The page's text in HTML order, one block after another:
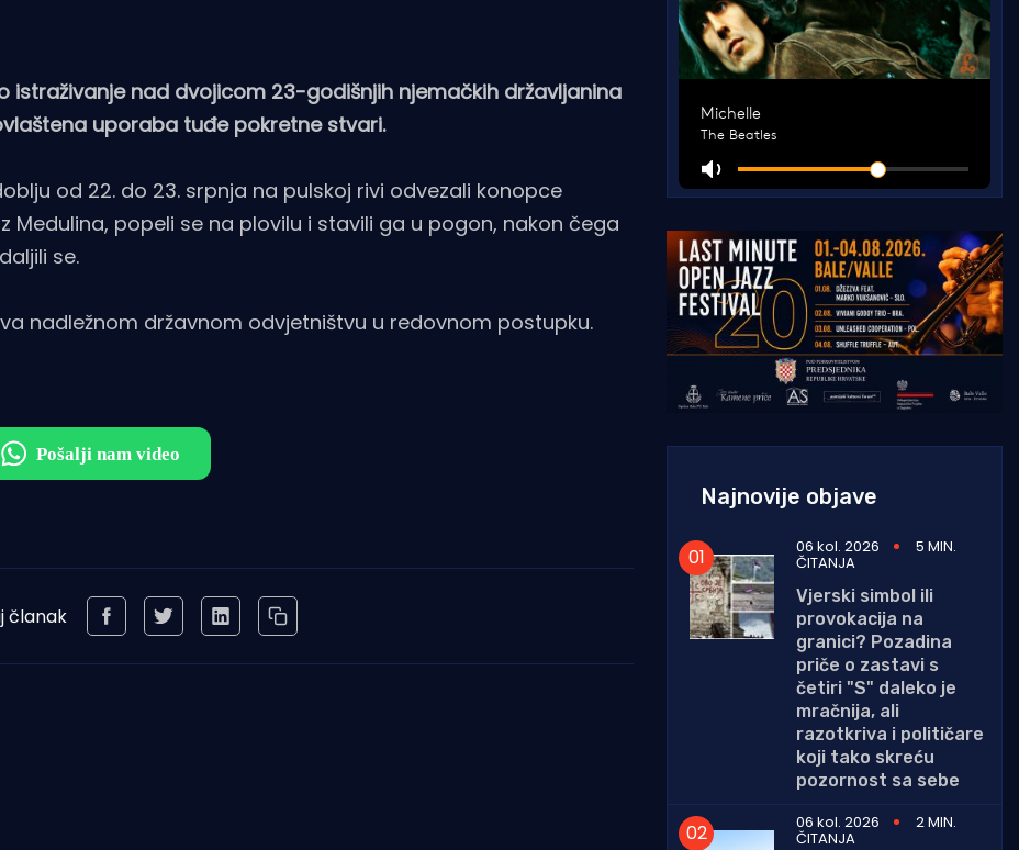
istraživanje nad dvojicom 23-godišnjih njemačkih državljanina
uporaba tuđe pokretne stvari.
od 22. do 23. srpnja na pulskoj rivi odvezali konopce
popeli se na plovilu i stavili ga u pogon, nakon čega
se.
nadležnom državnom odvjetništvu u redovnom postupku.
članak
Najnovije objave
06 kol. 2026 5 MIN.
ČITANJA
Vjerski simbol ili
provokacija na
granici? Pozadina
priče o zastavi s
četiri "S" daleko je
mračnija, ali
razotkriva i političare
koji tako skreću
pozornost sa sebe
06 kol. 2026
2 MIN.
ČITANJA